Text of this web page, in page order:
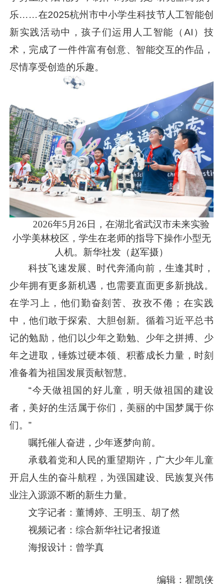
乐……在2025杭州市中小学生科技节人工智能创
新实践活动中，孩子们运用人工智能（AI）技
术，完成了一件件富有创意、智能交互的作品，
尽情享受创造的乐趣。
2026年5月26日，在湖北省武汉市未来实验
小学美林校区，学生在老师的指导下操作小型无
人机。新华社发（赵军摄）
科技飞速发展、时代奔涌向前，生逢其时，
少年拥有更多新机遇，也需要直面更多新挑战。
在学习上，他们勤奋刻苦、孜孜不倦；在实践
中，他们敢于探索、大胆创新。循着习近平总书
记的勉励，他们以少年之勤勉、少年之拼搏、少
年之进取，锤炼过硬本领、积蓄成长力量，时刻
准备着为祖国发展贡献智慧。
“今天做祖国的好儿童，明天做祖国的建设
者，美好的生活属于你们，美丽的中国梦属于你
们。”
嘱托催人奋进，少年逐梦向前。
承载着党和人民的重望期许，广大少年儿童
开启人生的奋斗航程，为强国建设、民族复兴伟
业注入源源不断的新生力量。
文字记者：董博婷、王明玉、胡了然
视频记者：综合新华社记者报道
海报设计：曾学真
编辑：瞿凯侠